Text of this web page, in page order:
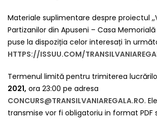
Materiale suplimentare despre proiectul
Partizanilor din Apuseni – Casa
puse la dispoziția celor interesați în
HTTPS://ISSUU.COM/
Termenul limită pentru trimiterea
2021, ora 23:00 pe adresa
CONCURS@TRANSILVANIAREGALA.RO.
transmise vor fi obligatoriu in format PDF